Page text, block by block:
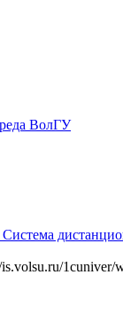
ВолГУ
Система